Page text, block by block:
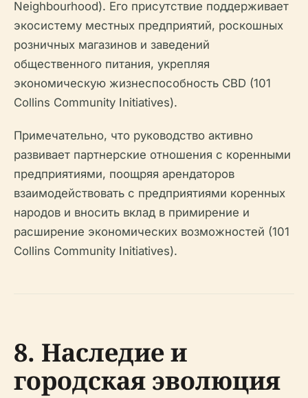
Neighbourhood). Его присутствие поддерживает
экосистему местных предприятий, роскошных
розничных магазинов и заведений
общественного питания, укрепляя
экономическую жизнеспособность CBD (101
Collins Community Initiatives).
Примечательно, что руководство активно
развивает партнерские отношения с коренными
предприятиями, поощряя арендаторов
взаимодействовать с предприятиями коренных
народов и вносить вклад в примирение и
расширение экономических возможностей (101
Collins Community Initiatives).
8. Наследие и
городская эволюция